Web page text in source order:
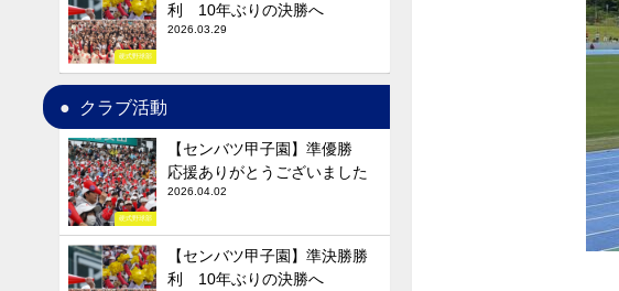
硬式野球部
利 10年ぶりの決勝へ
2026.03.29
クラブ活動
硬式野球部
【センバツ甲子園】準優勝
応援ありがとうございました
2026.04.02
【センバツ甲子園】準決勝勝
利 10年ぶりの決勝へ